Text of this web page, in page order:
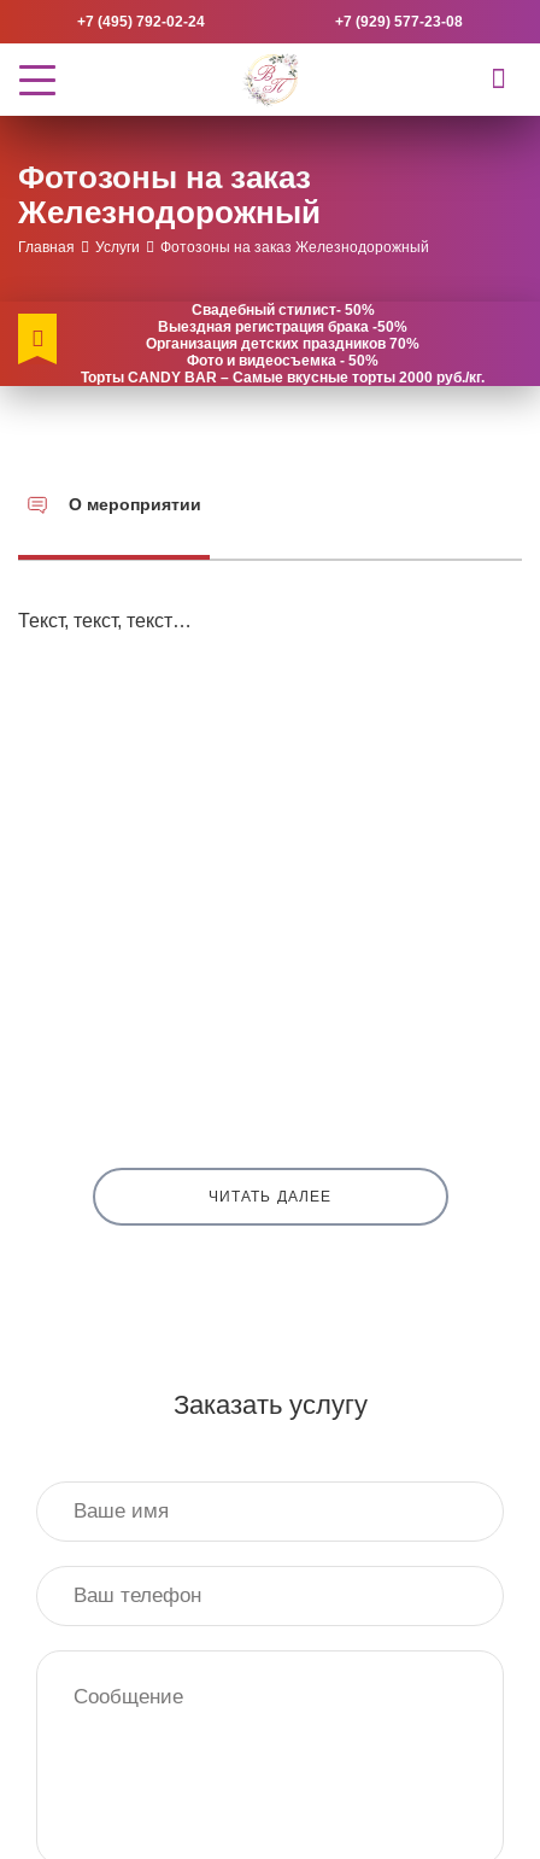
+7 (495) 792-02-24 +7 (929) 577-23-08
Фотозоны на заказ
Железнодорожный
Главная Услуги Фотозоны на заказ Железнодорожный
Свадебный стилист- 50%
Выездная регистрация брака -50%
Организация детских праздников 70%
Фото и видеосъемка - 50%
Торты CANDY BAR – Самые вкусные торты 2000 руб./кг.
О мероприятии
Текст, текст, текст…
ЧИТАТЬ ДАЛЕЕ
Заказать услугу